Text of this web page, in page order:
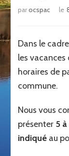
parocspac le
Dans le
les vacances
horaires de
commune.
Nous vous
présenter 5
indiqué au